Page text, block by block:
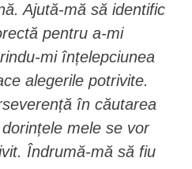
Ajută-mă să identific
pentru a-mi
mi înțelepciunea
alegerile potrivite.
în căutarea
mele se vor
Îndrumă-mă să fiu